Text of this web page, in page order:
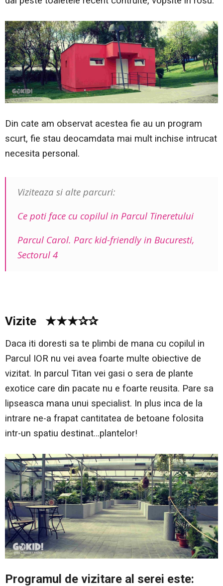
Din cate am observat acestea fie au un program
scurt, fie stau deocamdata mai mult inchise intrucat
necesita personal.
Viziteaza si alte parcuri:
Ce poti face cu copilul in Parcul Tineretului
Parcul Carol. Parc kid-friendly in Bucuresti,
Sectorul 4
Vizite ★★★✰✰
Daca iti doresti sa te plimbi de mana cu copilul in
Parcul IOR nu vei avea foarte multe obiective de
vizitat. In parcul Titan vei gasi o sera de plante
exotice care din pacate nu e foarte reusita. Pare sa
lipseasca mana unui specialist. In plus inca de la
intrare ne-a frapat cantitatea de betoane folosita
intr-un spatiu destinat…plantelor!
Programul de vizitare al serei este: